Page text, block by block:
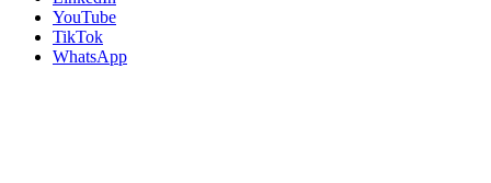
YouTube
TikTok
WhatsApp